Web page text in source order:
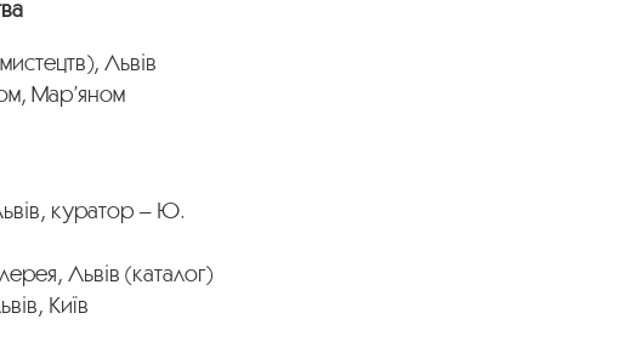
Львів
Мар’яном
куратор – Ю.
Львів (каталог)
Київ